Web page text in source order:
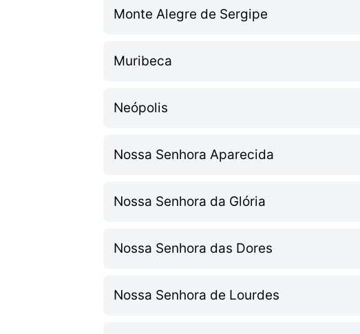
Monte Alegre de Sergipe
Muribeca
Neópolis
Nossa Senhora Aparecida
Nossa Senhora da Glória
Nossa Senhora das Dores
Nossa Senhora de Lourdes